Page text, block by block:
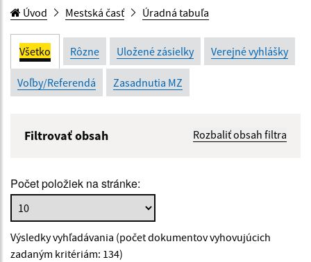
Úvod Mestská časť Úradná tabuľa
Všetko Rôzne Uložené zásielky Verejné vyhlášky
Voľby/Referendá Zasadnutia MZ
Filtrovať obsah Rozbaliť obsah filtra
Popis:
Dátum zverejnenia od:
Počet položiek na stránke:
Výsledky vyhľadávania (počet dokumentov vyhovujúcich
zadaným kritériám: 134)